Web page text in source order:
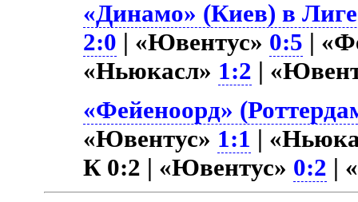
«Динамо» (Киев) в
2:0 | «Ювентус» 0:5 |
«Ньюкасл» 1:2 |
«Фейеноорд»
«Ювентус» 1:1 |
К 0:2 | «Ювентус» 0:2 |